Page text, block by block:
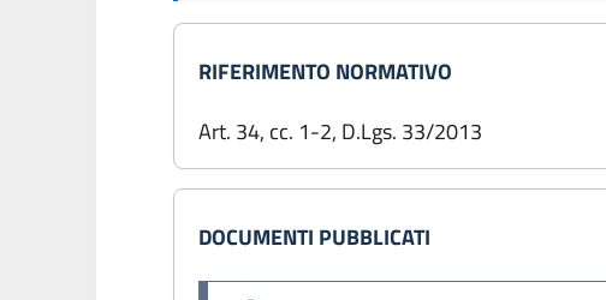
RIFERIMENTO NORMATIVO
Art. 34, cc. 1-2, D.Lgs. 33/2013
DOCUMENTI PUBBLICATI